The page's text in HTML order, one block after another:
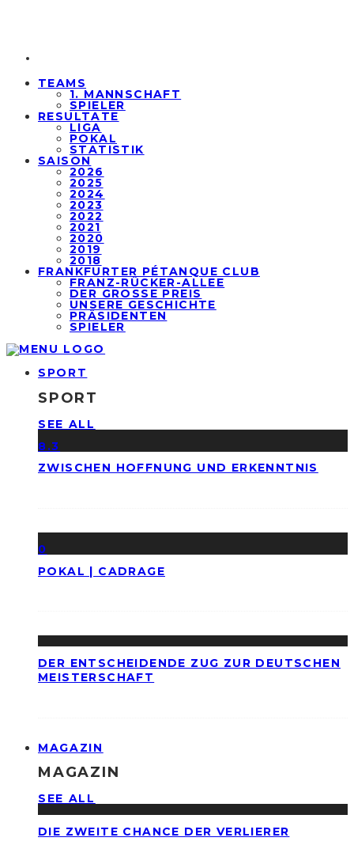
TEAMS
1. MANNSCHAFT
SPIELER
RESULTATE
LIGA
POKAL
STATISTIK
SAISON
2026
2025
2024
2023
2022
2021
2020
2019
2018
FRANKFURTER PÉTANQUE CLUB
FRANZ-RÜCKER-ALLEE
DER GROSSE PREIS
UNSERE GESCHICHTE
PRÄSIDENTEN
SPIELER
SPORT
SPORT
SEE ALL
8.3
ZWISCHEN HOFFNUNG UND ERKENNTNIS
0
POKAL | CADRAGE
DER ENTSCHEIDENDE ZUG ZUR DEUTSCHEN
MEISTERSCHAFT
MAGAZIN
MAGAZIN
SEE ALL
DIE ZWEITE CHANCE DER VERLIERER